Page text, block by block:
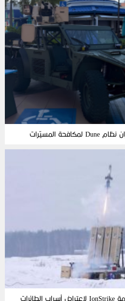
الجيش الأمريكي يختبر منظومة IonStrike لاعتراض أسراب الطائرات